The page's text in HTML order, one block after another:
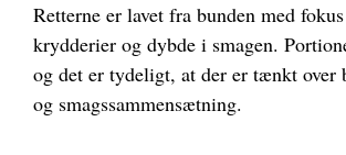
Retterne er lavet fra bunden med
krydderier og dybde i smagen.
og det er tydeligt, at der er tænkt over
og smagssammensætning.